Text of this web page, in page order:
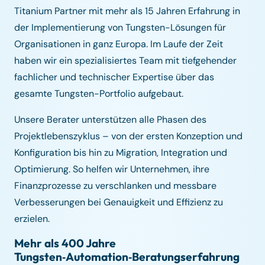
Titanium Partner mit mehr als 15 Jahren Erfahrung in
der Implementierung von Tungsten-Lösungen für
Organisationen in ganz Europa. Im Laufe der Zeit
haben wir ein spezialisiertes Team mit tiefgehender
fachlicher und technischer Expertise über das
gesamte Tungsten-Portfolio aufgebaut.
Unsere Berater unterstützen alle Phasen des
Projektlebenszyklus – von der ersten Konzeption und
Konfiguration bis hin zu Migration, Integration und
Optimierung. So helfen wir Unternehmen, ihre
Finanzprozesse zu verschlanken und messbare
Verbesserungen bei Genauigkeit und Effizienz zu
erzielen.
Mehr als 400 Jahre
Tungsten‑Automation‑Beratungserfahrung